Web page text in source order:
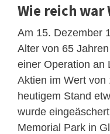
Wie reich war
Am 15. Dezember
Alter von 65
einer Operation an
Aktien im Wert von
heutigem Stand
wurde
Memorial Park in